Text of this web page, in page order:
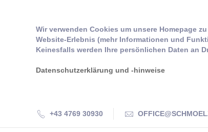
Wir verwenden Cookies um unsere Homepage
Website-Erlebnis (mehr Informationen und
Keinesfalls werden Ihre persönlichen Daten an
Datenschutzerklärung und -hinweise
+43 4769 30930